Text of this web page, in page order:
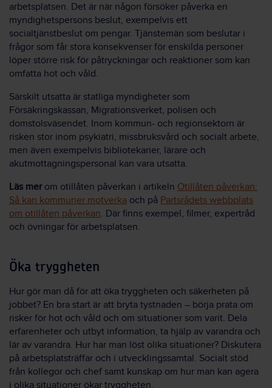
arbetsplatsen. Det är när någon försöker påverka en
myndighetspersons beslut, exempelvis ett
socialtjänstbeslut om pengar. Tjänstemän som beslutar i
frågor som får stora konsekvenser för enskilda personer
löper större risk för påtryckningar och reaktioner som kan
omfatta hot och våld.
Särskilt utsatta är statliga myndigheter som
Försäkringskassan, Migrationsverket, polisen och
domstolsväsendet. Inom kommun- och regionsektorn är
risken stor inom psykiatri, missbruksvård och socialt arbete,
men även exempelvis bibliotekarier, lärare och
akutmottagningspersonal kan vara utsatta.
Läs merom otillåten påverkan i artikeln Otillåten påverkan:
Så kan kommuner motverka och på Partsrådets webbplats
om otillåten påverkan. Där finns exempel, filmer, expertråd
och övningar för arbetsplatsen.
Öka tryggheten
Hur gör man då för att öka tryggheten och säkerheten på
jobbet? En bra start är att bryta tystnaden – börja prata om
risker för hot och våld och om situationer som varit. Dela
erfarenheter och utbyt information, ta hjälp av varandra och
lär av varandra. Hur har man löst olika situationer? Diskutera
på arbetsplatsträffar och i utvecklingssamtal. Socialt stöd
från kollegor och chef samt kunskap om hur man kan agera
i olika situationer ökar tryggheten.